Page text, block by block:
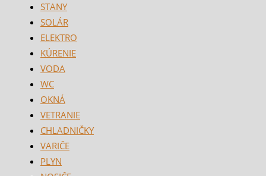
STANY
SOLÁR
ELEKTRO
KÚRENIE
VODA
WC
OKNÁ
VETRANIE
CHLADNIČKY
VARIČE
PLYN